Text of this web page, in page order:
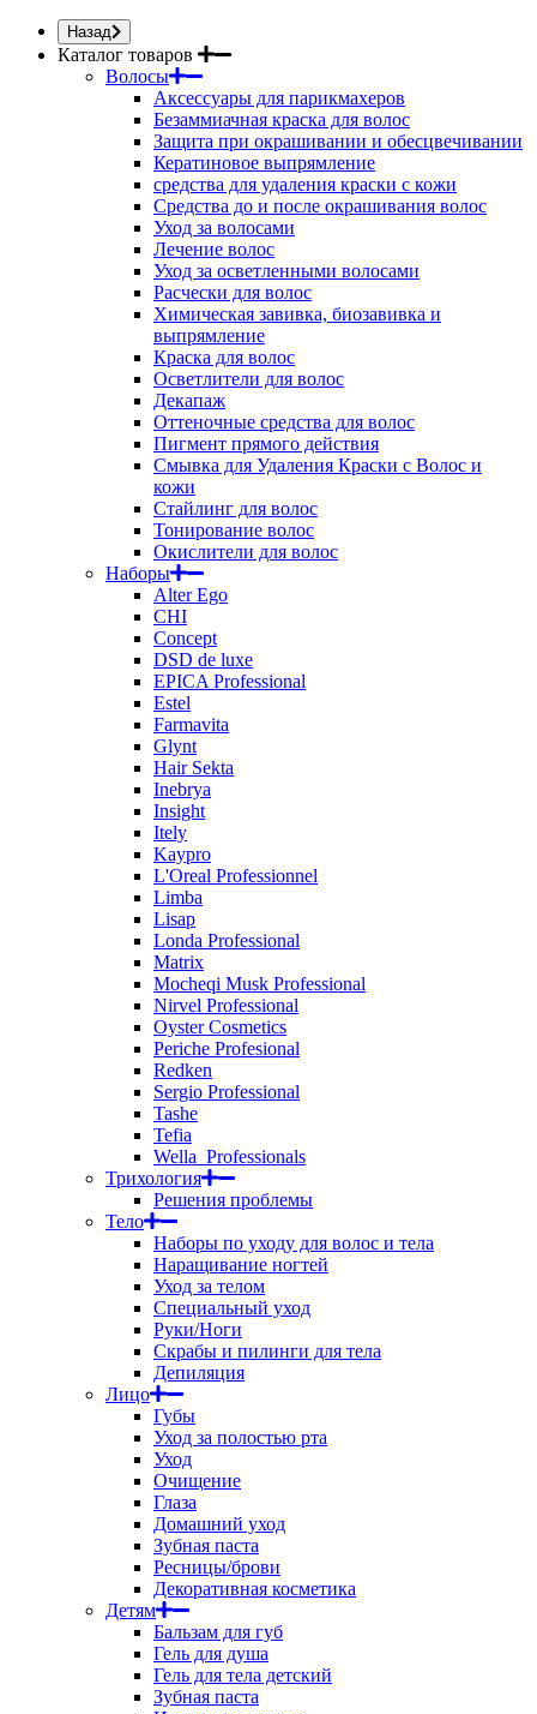
Назад
Каталог товаров
Волосы
Аксессуары для парикмахеров
Безаммиачная краска для волос
Защита при окрашивании и обесцвечивании
Кератиновое выпрямление
средства для удаления краски с кожи
Средства до и после окрашивания волос
Уход за волосами
Лечение волос
Уход за осветленными волосами
Расчески для волос
Химическая завивка, биозавивка и
выпрямление
Краска для волос
Осветлители для волос
Декапаж
Оттеночные средства для волос
Пигмент прямого действия
Смывка для Удаления Краски с Волос и
кожи
Стайлинг для волос
Тонирование волос
Окислители для волос
Наборы
Alter Ego
CHI
Concept
DSD de luxe
EPICA Professional
Estel
Farmavita
Glynt
Hair Sekta
Inebrya
Insight
Itely
Kaypro
L'Oreal Professionnel
Limba
Lisap
Londa Professional
Matrix
Mocheqi Musk Professional
Nirvel Professional
Oyster Cosmetics
Periche Profesional
Redken
Sergio Professional
Tashe
Tefia
Wella_Professionals
Трихология
Решения проблемы
Тело
Наборы по уходу для волос и тела
Наращивание ногтей
Уход за телом
Специальный уход
Руки/Ноги
Скрабы и пилинги для тела
Депиляция
Лицо
Губы
Уход за полостью рта
Уход
Очищение
Глаза
Домашний уход
Зубная паста
Ресницы/брови
Декоративная косметика
Детям
Бальзам для губ
Гель для душа
Гель для тела детский
Зубная паста